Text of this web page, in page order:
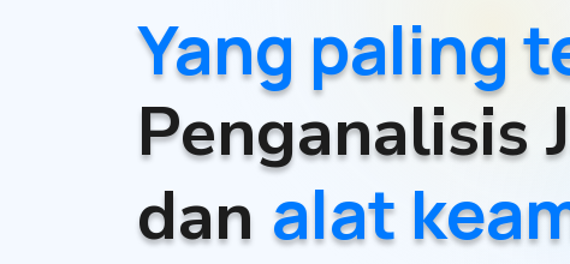
Yang paling
Penganalisis
dan alat